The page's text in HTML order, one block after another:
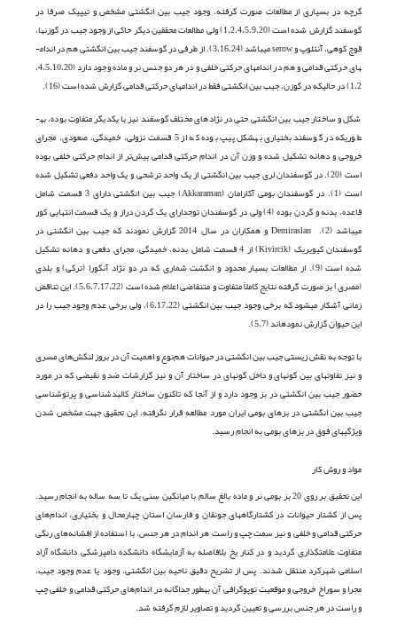
گرچه در بسیاری از مطالعات صورت گرفته، وجود جیب بین انگشتی مشخص و تیپیک صرفا در
گوسفند گزارش شده است (1،2،4،5،9،20) ولی مطالعات محققین دیگر حاکی از وجود جیب در گوزن­ها،
قوچ کوهی، آنتلوپ و serow می­باشد (3،16،24). از طرفی در گوسفند جیب بین انگشتی هم در اندام­
های حرکتی قدامی و هم در اندام­های حرکتی خلفی و در هر دو جنس نر و ماده وجود دارد (4،5،10،20،
1،2) در حالی­که در گوزن، جیب بین انگشتی فقط در اندام­های حرکتی قدامی گزارش شده است (16).
شکل و ساختار جیب بین انگشتی حتی در نژادهای مختلف گوسفند نیز با یکدیگر متفاوت بوده، به­
طوری­که در گوسفند بختیاری به­شکل پیپ بوده که از 5 قسمت نزولی، خمیدگی، صعودی، مجرای
خروجی و دهانه تشکیل شده و وزن آن در اندام حرکتی قدامی بیش‌تر از اندام حرکتی خلفی بوده
است (20). در گوسفندان لری جیب بین انگشتی از یک واحد ترشحی و یک واحد دفعی تشکیل شده
است (1). در گوسفندان بومی آکارامان (Akkaraman) جیب بین انگشتی دارای 3 قسمت شامل
قاعده، بدنه و گردن بوده (4) ولی در گوسفندان توجدارای یک گردن دراز و یک قسمت انتهایی کور
می­باشد (2). Demiraslan و همکاران در سال 2014 گزارش نمودند که جیب بین انگشتی در
گوسفندان کیویریک (Kivircik) از 4 قسمت شامل بدنه، خمیدگی، مجرای دفعی و دهانه تشکیل
شده است (9). از مطالعات بسیار محدود و انگشت شماری که در دو نژاد آنگورا (ترکی) و بلدی
(مصری) بز صورت گرفته نتایج کاملاً متفاوت و متنقاضی اعلام شده است (5،6،7،17،22). این تناقض
زمانی آشکار می­شود که برخی وجود جیب بین انگشتی (6،17،22)، ولی برخی عدم وجود جیب را در
این حیوان گزارش نموده­اند (5،7).
با توجه به نقش زیستی جیب بین انگشتی در حیوانات هم‌نوع و اهمیت آن در بروز لنگش‌های مسری
و نیز تفاوت­های بین گونه­ای و داخل گونه­ای در ساختار آن و نیز گزارشات ضد و نقیضی که در مورد
حضور جیب بین انگشتی در بز وجود دارد و از آنجا که تاکنون ساختار کالبدشناسی و پرتوشناسی
جیب بین انگشتی در بزهای بومی ایران مورد مطالعه قرار نگرفته، این تحقیق جهت مشخص شدن
ویژگی­های فوق در بزهای بومی به انجام رسید.
مواد و روش کار
این تحقیق بر روی 20 بز بومی نر و ماده بالغ سالم با میانگین سنی یک تا سه ساله به انجام رسید.
پس از کشتار حیوانات در کشتارگاه­های جونقان و فارسان استان چهارمحال و بختیاری، اندام‌های
حرکتی قدامی و خلفی و نیز سمت چپ و راست هر اندام در هر جنس، با استفاده از افشانه‌های رنگی
متفاوت علامت­گذاری گردید و در کنار یخ بلافاصله به آزمایشگاه دانشکده دامپزشکی دانشگاه آزاد
اسلامی شهرکرد منتقل شدند. پس از تشریح دقیق ناحیه بین انگشتی، وجود یا عدم وجود جیب،
مجرا و سوراخ خروجی و موقعیت توپوگرافی آن به­طور جداگانه در اندام‌های حرکتی قدامی و خلفی چپ
و راست در هر جنس بررسی و تعیین گردید و تصاویر لازم گرفته شد.